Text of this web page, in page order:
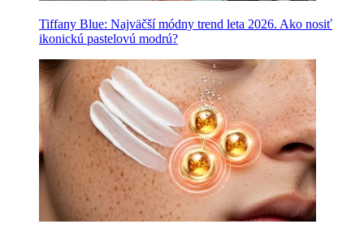
Tiffany Blue: Najväčší módny trend leta 2026. Ako nosiť
ikonickú pastelovú modrú?